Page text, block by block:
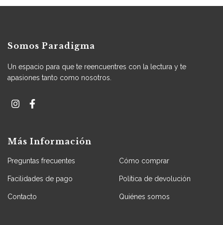
Somos Paradigma
Un espacio para que te reencuentres con la lectura y te
apasiones tanto como nosotros.
Más Información
Preguntas frecuentes Cómo comprar
Facilidades de pago Política de devolución
Contacto Quiénes somos